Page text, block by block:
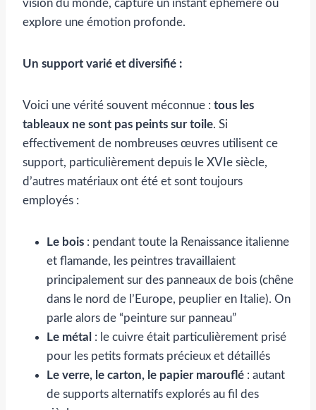
vision du monde, capture un instant éphémère ou
explore une émotion profonde.
Un support varié et diversifié :
Voici une vérité souvent méconnue : tous les
tableaux ne sont pas peints sur toile. Si
effectivement de nombreuses œuvres utilisent ce
support, particulièrement depuis le XVIe siècle,
d’autres matériaux ont été et sont toujours
employés :
Le bois : pendant toute la Renaissance italienne
et flamande, les peintres travaillaient
principalement sur des panneaux de bois (chêne
dans le nord de l’Europe, peuplier en Italie). On
parle alors de “peinture sur panneau”
Le métal : le cuivre était particulièrement prisé
pour les petits formats précieux et détaillés
Le verre, le carton, le papier marouflé : autant
de supports alternatifs explorés au fil des